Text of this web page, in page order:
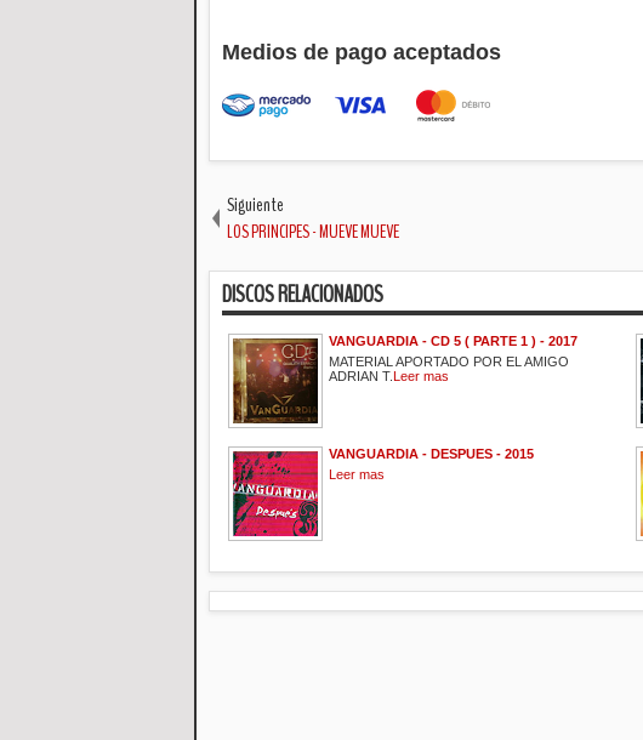
Medios de pago aceptados
Siguiente
LOS PRINCIPES - MUEVE MUEVE
DISCOS RELACIONADOS
VANGUARDIA - CD 5 ( PARTE 1 ) - 2017
MATERIAL APORTADO POR EL AMIGO
ADRIAN T.Leer mas
VANGUARDIA - DESPUES - 2015
Leer mas